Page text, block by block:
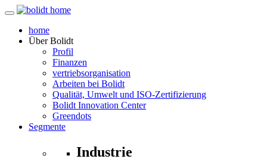
home
ÜberBolidt
Profil
Finanzen
vertriebsorganisation
Arbeiten bei Bolidt
Qualität, Umwelt und ISO-Zertifizierung
Bolidt Innovation Center
Greendots
Segmente
Industrie